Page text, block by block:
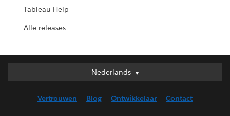
Tableau Help
Alle releases
Nederlands
Nederlands
English (UK)
Vertrouwen Blog Ontwikkelaar Contact